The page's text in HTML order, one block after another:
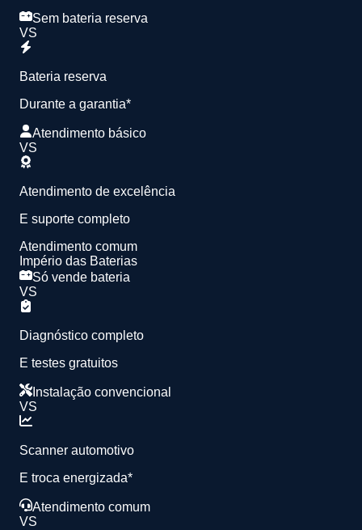
Sem bateria reserva
VS
Bateria reserva
Durante a garantia*
Atendimento básico
VS
Atendimento de excelência
E suporte completo
Atendimento comum
Império das Baterias
Só vende bateria
VS
Diagnóstico completo
E testes gratuitos
Instalação convencional
VS
Scanner automotivo
E troca energizada*
Atendimento comum
VS